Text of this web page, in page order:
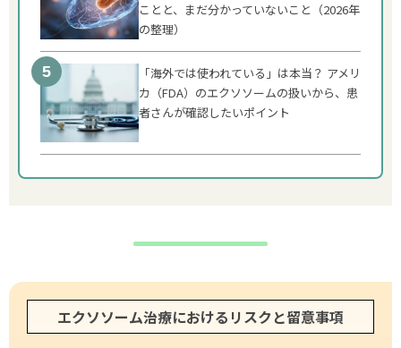
ことと、まだ分かっていないこと（2026年
の整理）
「海外では使われている」は本当？ アメリ
カ（FDA）のエクソソームの扱いから、患
者さんが確認したいポイント
エクソソーム治療におけるリスクと留意事項